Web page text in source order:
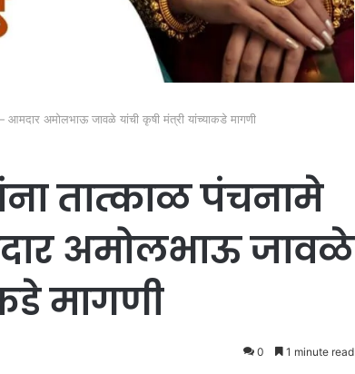
अमोलभाऊ जावळे यांची कृषी मंत्री यांच्याकडे मागणी
तात्काळ पंचनामे
अमोलभाऊ जावळे
मागणी
0 1 minute read